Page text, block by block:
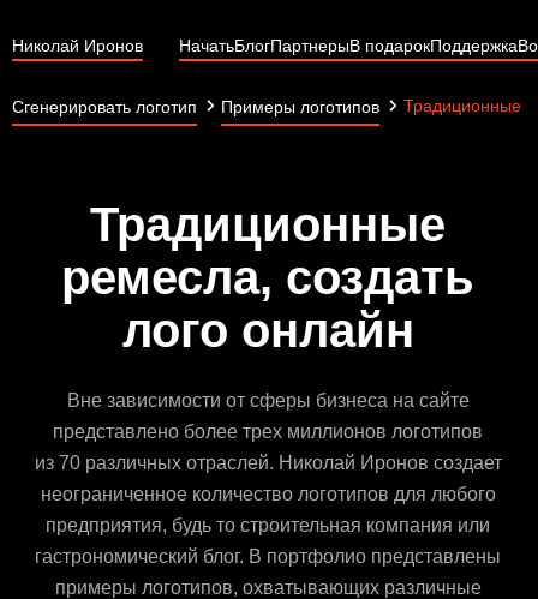
Николай Иронов НачатьБлогПартнерыВ подарокПоддержка
Сгенерировать логотип Примеры логотипов Традиционные
Традиционные
ремесла, создать
лого онлайн
Вне зависимости от сферы бизнеса на сайте
представлено более трех миллионов логотипов
из 70 различных отраслей. Николай Иронов создает
неограниченное количество логотипов для любого
предприятия, будь то строительная компания или
гастрономический блог. В портфолио представлены
примеры логотипов, охватывающих различные